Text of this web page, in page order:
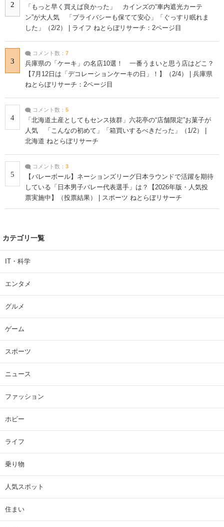
2
「もっと早く買えば良かった」 カインズの“車内遮光カーテ
ン”が大人気 「プライバシーも保てて安心」「ぐっすり眠れま
した」（2/2） | ライフ ねとらぼリサーチ：2ページ目
3
コメント数： 7
兵庫県の「ケーキ」の名店10選！ 一番うまいと思う店はどこ？
【7月12日は「デコレーションケーキの日」！】（2/4） | 兵庫県
ねとらぼリサーチ：2ページ目
4
コメント数： 5
「北海道土産としてもセンス抜群」六花亭の“店舗限定”お菓子が
人気 「こんなの初めて」「箱買いするべきだった」（1/2） |
北海道 ねとらぼリサーチ
5
コメント数： 3
【バレーボール】ネーションズリーグ日本ラウンドで活躍を期待
している「日本男子バレー代表選手」は？【2026年版・人気投
票実施中】（投票結果） | スポーツ ねとらぼリサーチ
カテゴリ一覧
IT・科学
エンタメ
グルメ
ゲーム
スポーツ
ニュース
ファッション
ホビー
ライフ
乗り物
人気スポット
住まい